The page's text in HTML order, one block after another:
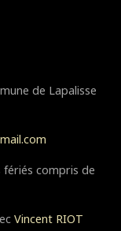
de Lapalisse
compris de
Vincent RIOT